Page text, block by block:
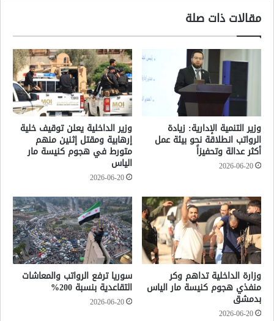
مقالات ذات صلة
وزير التنمية الإدارية: زيادة
الرواتب انطلاقة نحو بيئة عمل
أكثر عدالة وتحفيزاً
2026-06-20
وزير الداخلية يعلن توقيف خلية
إرهابية ومقتل إثنين منهم
متورط في هجوم كنيسة مار
الياس
2026-06-20
وزارة الداخلية تداهم وكر
منفذي هجوم كنيسة مار الياس
بدمشق
2026-06-20
سوريا ترفع الرواتب والمعاشات
التقاعدية بنسبة 200%
2026-06-20